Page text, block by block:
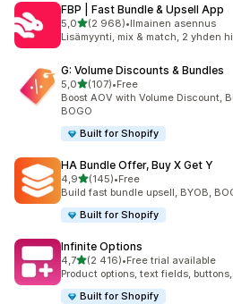
FBP | Fast Bundle & Upsell App
5,0/ 5 tähteä
(2 968)
2968 arvostelua yhteensä
•Ilmainen asennus
Lisämyynti, mix & match, 2 yhden
G: Volume Discounts & Bundles
5,0/ 5 tähteä
(107)
107 arvostelua yhteensä
•Free
Boost AOV with Volume Discount,
BOGO
Built for Shopify
HA Bundle Offer, Buy X Get Y
4,9/ 5 tähteä
(145)
145 arvostelua yhteensä
•Free
Build fast bundle upsell, BYOB,
Built for Shopify
Infinite Options
4,7/ 5 tähteä
(2 416)
2416 arvostelua yhteensä
•Free trial available
Product options, text fields,
Built for Shopify